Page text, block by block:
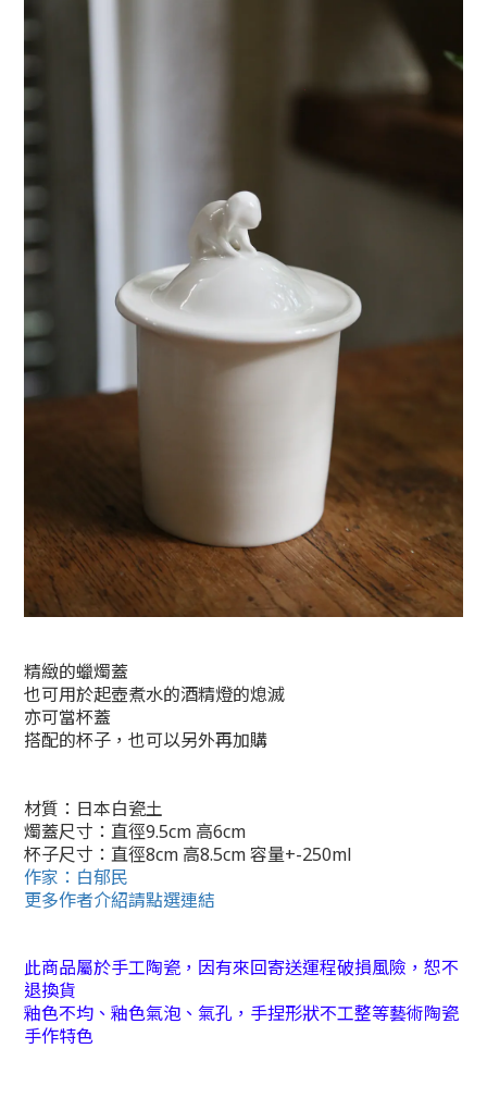
精緻的蠟燭蓋
也可用於起壺煮水的酒精燈的熄滅
亦可當杯蓋
搭配的杯子，也可以另外再加購
材質：日本白瓷土
燭蓋尺寸：直徑9.5cm 高6cm
杯子尺寸：直徑8cm 高8.5cm 容量+-250ml
作家：白郁民
更多作者介紹請點選連結
此商品屬於手工陶瓷，因有來回寄送運程破損風險，恕不
退換貨
釉色不均、釉色氣泡、氣孔，手捏形狀不工整等藝術陶瓷
手作特色